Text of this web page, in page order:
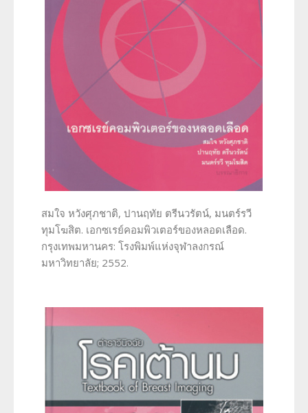
สมใจ หวังศุภชาติ, ปานฤทัย ตรีนวรัตน์, มนตร์รวี
ทุมโฆสิต. เอกซเรย์คอมพิวเตอร์ของหลอดเลือด.
กรุงเทพมหานคร: โรงพิมพ์แห่งจุฬาลงกรณ์
มหาวิทยาลัย; 2552.